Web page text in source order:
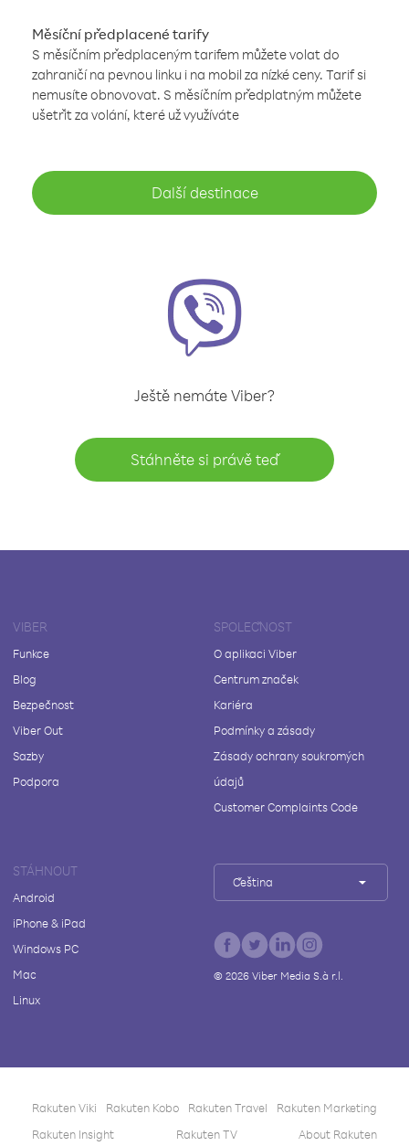
Měsíční předplacené tarify
S měsíčním předplaceným tarifem můžete volat do
zahraničí na pevnou linku i na mobil za nízké ceny. Tarif si
nemusíte obnovovat. S měsíčním předplatným můžete
ušetřit za volání, které už využíváte
Další destinace
Ještě nemáte Viber?
Stáhněte si právě teď
VIBER
Funkce
Blog
Bezpečnost
Viber Out
Sazby
Podpora
SPOLEČNOST
O aplikaci Viber
Centrum značek
Kariéra
Podmínky a zásady
Zásady ochrany soukromých
údajů
Customer Complaints Code
STÁHNOUT
Android
iPhone & iPad
Windows PC
Mac
Linux
Čeština
© 2026Viber Media S.à r.l.
Rakuten Viki Rakuten Kobo Rakuten Travel
Rakuten Marketing
Rakuten Insight
Rakuten TV About Rakuten